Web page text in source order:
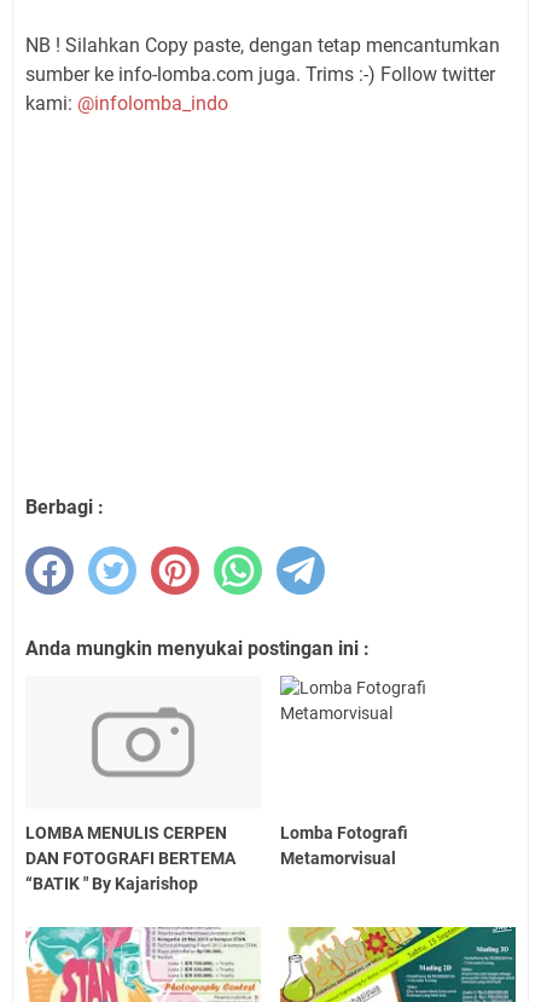
NB ! Silahkan Copy paste, dengan tetap mencantumkan
sumber ke info-lomba.com juga. Trims :-) Follow twitter
kami: @infolomba_indo
Berbagi :
Anda mungkin menyukai postingan ini :
LOMBA MENULIS CERPEN
DAN FOTOGRAFI BERTEMA
“BATIK " By Kajarishop
Lomba Fotografi
Metamorvisual